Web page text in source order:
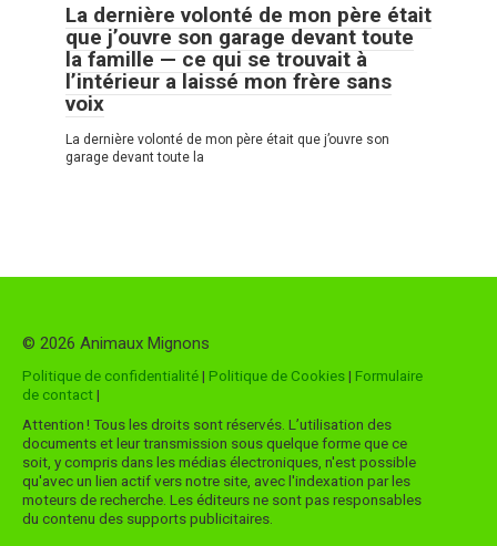
La dernière volonté de mon père était
que j’ouvre son garage devant toute
la famille — ce qui se trouvait à
l’intérieur a laissé mon frère sans
voix
La dernière volonté de mon père était que j’ouvre son
garage devant toute la
© 2026 Animaux Mignons
Politique de confidentialité| Politique de Cookies| Formulaire
de contact|
Attention ! Tous les droits sont réservés. L’utilisation des
documents et leur transmission sous quelque forme que ce
soit, y compris dans les médias électroniques, n'est possible
qu'avec un lien actif vers notre site, avec l'indexation par les
moteurs de recherche. Les éditeurs ne sont pas responsables
du contenu des supports publicitaires.